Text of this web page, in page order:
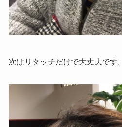
次はリタッチだけで大丈夫です。